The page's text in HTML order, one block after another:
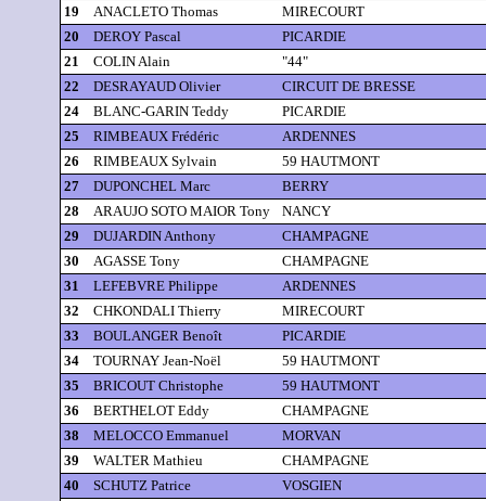
19
ANACLETO Thomas
MIRECOURT
20
DEROY Pascal
PICARDIE
21
COLIN Alain
"44"
22
DESRAYAUD Olivier
CIRCUIT DE BRESSE
24
BLANC-GARIN Teddy
PICARDIE
25
RIMBEAUX Frédéric
ARDENNES
26
RIMBEAUX Sylvain
59 HAUTMONT
27
DUPONCHEL Marc
BERRY
28
ARAUJO SOTO MAIOR Tony
NANCY
29
DUJARDIN Anthony
CHAMPAGNE
30
AGASSE Tony
CHAMPAGNE
31
LEFEBVRE Philippe
ARDENNES
32
CHKONDALI Thierry
MIRECOURT
33
BOULANGER Benoît
PICARDIE
34
TOURNAY Jean-Noël
59 HAUTMONT
35
BRICOUT Christophe
59 HAUTMONT
36
BERTHELOT Eddy
CHAMPAGNE
38
MELOCCO Emmanuel
MORVAN
39
WALTER Mathieu
CHAMPAGNE
40
SCHUTZ Patrice
VOSGIEN